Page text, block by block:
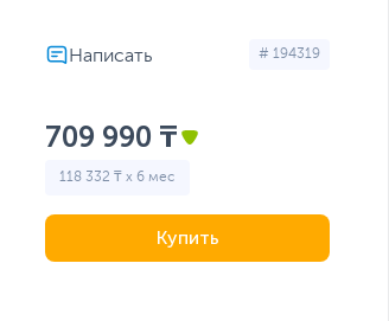
# 194319
709 990 ₸
118 332 ₸ x 6 мес
Купить